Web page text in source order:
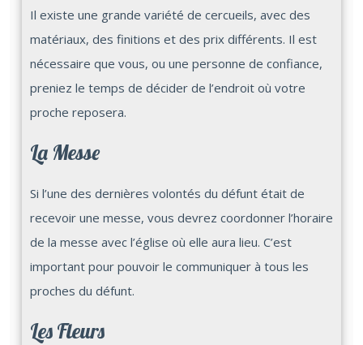
Il existe une grande variété de cercueils, avec des
matériaux, des finitions et des prix différents. Il est
nécessaire que vous, ou une personne de confiance,
preniez le temps de décider de l’endroit où votre
proche reposera.
La Messe
Si l’une des dernières volontés du défunt était de
recevoir une messe, vous devrez coordonner l’horaire
de la messe avec l’église où elle aura lieu. C’est
important pour pouvoir le communiquer à tous les
proches du défunt.
Les Fleurs